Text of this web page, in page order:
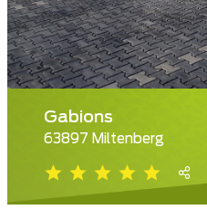
Gabions
63897 Miltenberg